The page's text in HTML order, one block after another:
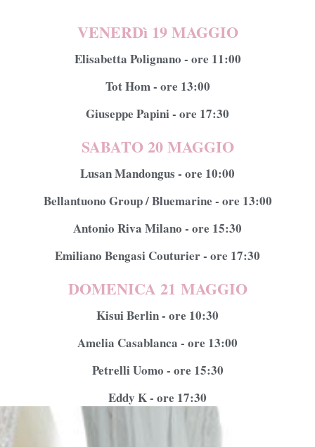
VENERDì 19 MAGGIO
Elisabetta Polignano - ore 11:00
Tot Hom - ore 13:00
Giuseppe Papini - ore 17:30
SABATO 20 MAGGIO
Lusan Mandongus - ore 10:00
Bellantuono Group / Bluemarine - ore 13:00
Antonio Riva Milano - ore 15:30
Emiliano Bengasi Couturier - ore 17:30
DOMENICA 21 MAGGIO
Kisui Berlin - ore 10:30
Amelia Casablanca - ore 13:00
Petrelli Uomo - ore 15:30
Eddy K - ore 17:30